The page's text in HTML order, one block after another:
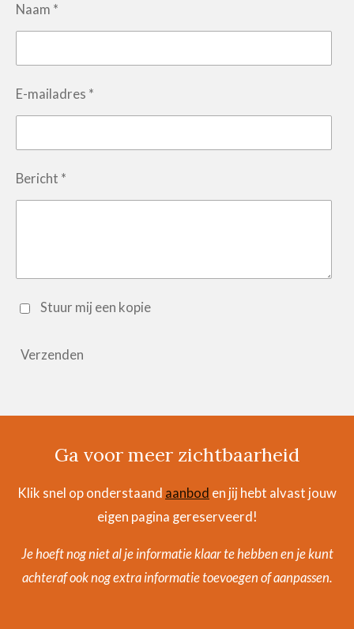
Naam *
E-mailadres *
Bericht *
Stuur mij een kopie
Verzenden
Ga voor meer zichtbaarheid
Klik snel op onderstaand aanbod en jij hebt alvast jouw
eigen pagina gereserveerd!
Je hoeft nog niet al je informatie klaar te hebben en je kunt
achteraf ook nog extra informatie toevoegen of aanpassen.